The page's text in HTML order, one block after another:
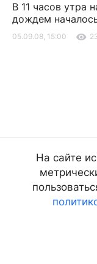
В 11 часов утра
дождем
05.09.08, 15:00
На сайте